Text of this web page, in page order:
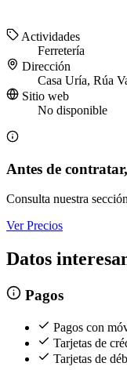
Actividades
Ferretería
Dirección
Casa Uría, Rúa
Sitio web
No disponible
Antes de
Consulta nuestra
Ver Precios
Datos
Pagos
Pagos con
Tarjetas de
Tarjetas de